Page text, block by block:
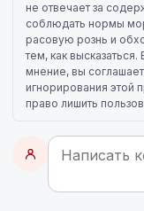
не отвечает за
соблюдать нормы
расовую рознь и
тем, как
мнение, вы
игнорирования этой
право лишить